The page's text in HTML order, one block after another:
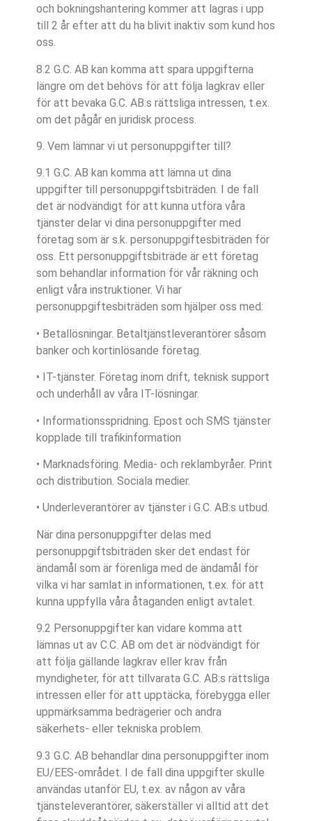
och bokningshantering kommer att lagras i upp
till 2 år efter att du ha blivit inaktiv som kund hos
oss.
8.2 G.C. AB kan komma att spara uppgifterna
längre om det behövs för att följa lagkrav eller
för att bevaka G.C. AB:s rättsliga intressen, t.ex.
om det pågår en juridisk process.
9. Vem lämnar vi ut personuppgifter till?
9.1 G.C. AB kan komma att lämna ut dina
uppgifter till personuppgiftsbiträden. I de fall
det är nödvändigt för att kunna utföra våra
tjänster delar vi dina personuppgifter med
företag som är s.k. personuppgiftesbiträden för
oss. Ett personuppgiftsbiträde är ett företag
som behandlar information för vår räkning och
enligt våra instruktioner. Vi har
personuppgiftesbiträden som hjälper oss med:
• Betallösningar. Betaltjänstleverantörer såsom
banker och kortinlösande företag.
• IT-tjänster. Företag inom drift, teknisk support
och underhåll av våra IT-lösningar.
• Informationsspridning. Epost och SMS tjänster
kopplade till trafikinformation
• Marknadsföring. Media- och reklambyråer. Print
och distribution. Sociala medier.
• Underleverantörer av tjänster i G.C. AB:s utbud.
När dina personuppgifter delas med
personuppgiftsbiträden sker det endast för
ändamål som är förenliga med de ändamål för
vilka vi har samlat in informationen, t.ex. för att
kunna uppfylla våra åtaganden enligt avtalet.
9.2 Personuppgifter kan vidare komma att
lämnas ut av C.C. AB om det är nödvändigt för
att följa gällande lagkrav eller krav från
myndigheter, för att tillvarata G.C. AB:s rättsliga
intressen eller för att upptäcka, förebygga eller
uppmärksamma bedrägerier och andra
säkerhets- eller tekniska problem.
9.3 G.C. AB behandlar dina personuppgifter inom
EU/EES-området. I de fall dina uppgifter skulle
användas utanför EU, t.ex. av någon av våra
tjänsteleverantörer, säkerställer vi alltid att det